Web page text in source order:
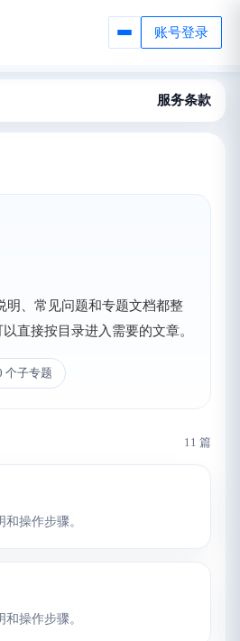
账号登录
服务条款
明、常见问题和专题文档都整
直接按目录进入需要的文章。
个子专题
11 篇
操作步骤。
操作步骤。